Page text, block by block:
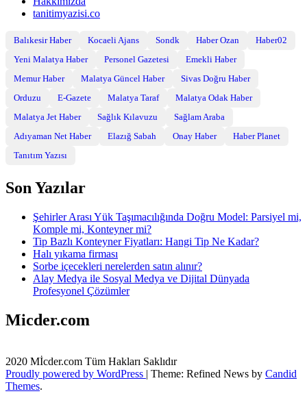
tanitimyazisi.co
Balıkesir Haber Kocaeli Ajans Sondk Haber Ozan
Haber02
Yeni Malatya Haber
Personel Gazetesi
Emekli Haber
Memur Haber
Malatya Güncel Haber
Sivas Doğru Haber
Orduzu
E-Gazete Malatya Taraf
Malatya Odak Haber
Malatya Jet Haber
Sağlık Kılavuzu
Sağlam Araba
Adıyaman Net Haber
Elazığ Sabah Onay Haber
Haber Planet
Tanıtım Yazısı
Son Yazılar
Şehirler Arası Yük Taşımacılığında Doğru Model: Parsiyel mi,
Komple mi, Konteyner mi?
Tip Bazlı Konteyner Fiyatları: Hangi Tip Ne Kadar?
Halı yıkama firması
Sorbe içecekleri nerelerden satın alınır?
Alay Medya ile Sosyal Medya ve Dijital Dünyada
Profesyonel Çözümler
Micder.com
2020 Mİcder.com Tüm Hakları Saklıdır
Proudly powered by WordPress | Theme: Refined News by Candid
Themes.